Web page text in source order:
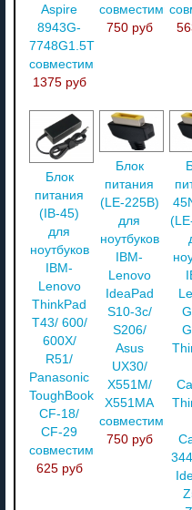
Aspire
8943G-
7748G1.5TWiss
совместимый
1375 руб
совместимый
750 руб
Блок
питания
(IB-45)
для
ноутбуков
IBM-
Lenovo
ThinkPad
T43/ 600/
600X/
R51/
Panasonic
ToughBook
CF-18/
CF-29
совместимый
625 руб
Блок
питания
(LE-225B)
для
ноутбуков
IBM-
Lenovo
IdeaPad
S10-3c/
S206/
Asus
UX30/
X551M/
X551MA
совместимый
750 руб